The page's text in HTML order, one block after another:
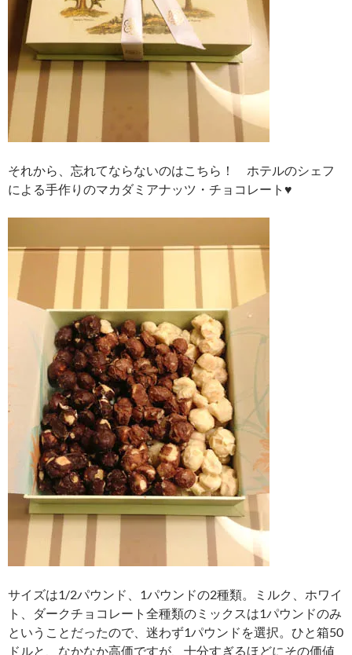
それから、忘れてならないのはこちら！ ホテルのシェフ
による手作りのマカダミアナッツ・チョコレート♥
サイズは1/2パウンド、1パウンドの2種類。ミルク、ホワイ
ト、ダークチョコレート全種類のミックスは1パウンドのみ
ということだったので、迷わず1パウンドを選択。ひと箱50
ドルと、なかなか高価ですが、十分すぎるほどにその価値